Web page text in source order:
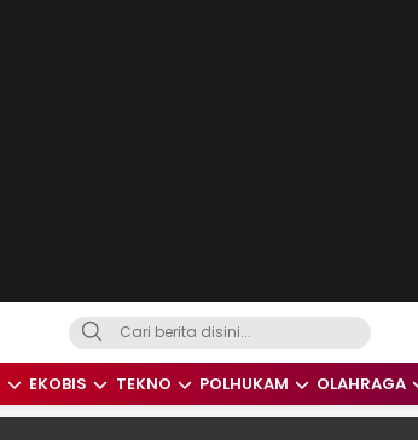
dari Indonesia dan Dunia
EKOBIS TEKNO POLHUKAM OLAHRAGA